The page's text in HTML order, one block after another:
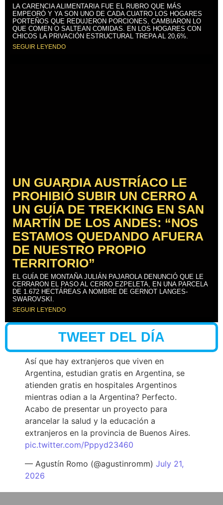
LA CARENCIA ALIMENTARIA FUE EL RUBRO QUE MÁS
EMPEORÓ Y YA SON UNO DE CADA CUATRO LOS HOGARES
PORTEÑOS QUE REDUJERON PORCIONES, CAMBIARON LO
QUE COMEN O SALTEAN COMIDAS. EN LOS HOGARES CON
CHICOS LA PRIVACIÓN ESTRUCTURAL TREPA AL 20,6%.
SEGUIR LEYENDO
UN GUARDIA AUSTRÍACO LE
PROHIBIÓ SUBIR UN CERRO A
UN GUÍA DE TREKKING EN SAN
MARTÍN DE LOS ANDES: “NOS
ESTAMOS QUEDANDO AFUERA
DE NUESTRO PROPIO
TERRITORIO”
EL GUÍA DE MONTAÑA JULIÁN PAJAROLA DENUNCIÓ QUE LE
CERRARON EL PASO AL CERRO EZPELETA, EN UNA PARCELA
DE 1.672 HECTÁREAS A NOMBRE DE GERNOT LANGES-
SWAROVSKI.
SEGUIR LEYENDO
TWEET DEL DÍA
Así que hay extranjeros que viven en
Argentina, estudian gratis en Argentina, se
atienden gratis en hospitales Argentinos
mientras odian a la Argentina? Perfecto.
Acabo de presentar un proyecto para
arancelar la salud y la educación a
extranjeros en la provincia de Buenos Aires.
pic.twitter.com/Pppyd23460
— Agustín Romo (@agustinromm) July 21,
2026